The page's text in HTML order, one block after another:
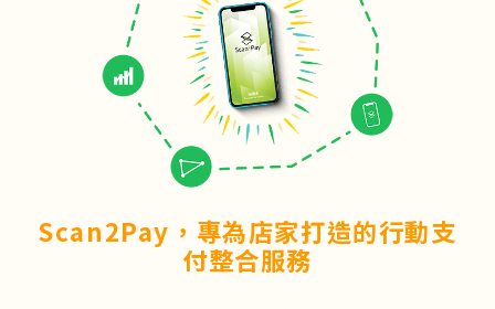
Scan2Pay，專為店家打造的行動支
付整合服務